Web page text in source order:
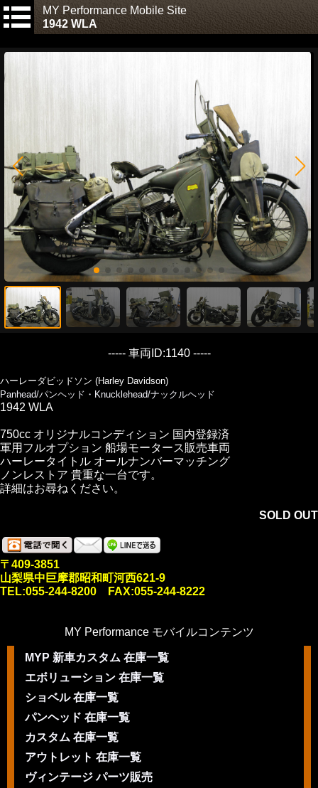
MY Performance Mobile Site
1942 WLA
----- 車両ID:1140 -----
ハーレーダビッドソン (Harley Davidson)
Panhead/パンヘッド・Knucklehead/ナックルヘッド
1942 WLA
750cc オリジナルコンディション 国内登録済
軍用フルオプション 船場モータース販売車両
ハーレータイトル オールナンバーマッチング
ノンレストア 貴重な一台です。
詳細はお尋ねください。
SOLD OUT
〒409-3851
山梨県中巨摩郡昭和町河西621-9
TEL:055-244-8200 FAX:055-244-8222
MY Performance モバイルコンテンツ
MYP 新車カスタム 在庫一覧
エボリューション 在庫一覧
ショベル 在庫一覧
パンヘッド 在庫一覧
カスタム 在庫一覧
アウトレット 在庫一覧
ヴィンテージ パーツ販売